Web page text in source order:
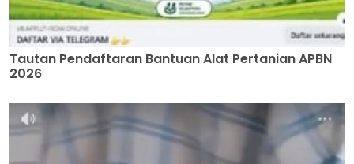
Tautan Pendaftaran Bantuan Alat Pertanian APBN
2026